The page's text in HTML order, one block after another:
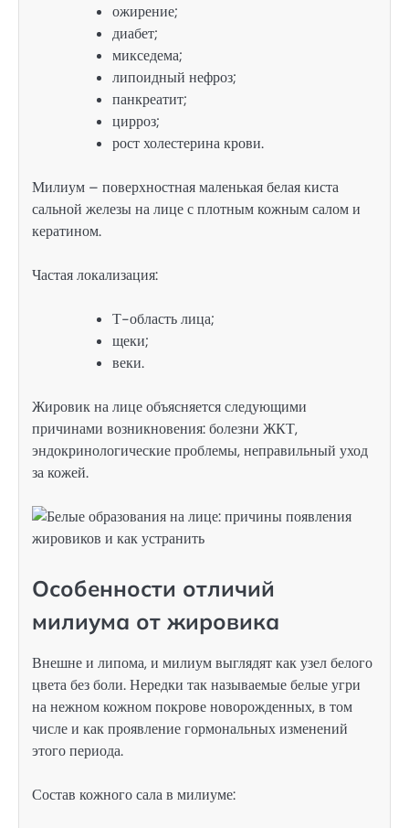
ожирение;
диабет;
микседема;
липоидный нефроз;
панкреатит;
цирроз;
рост холестерина крови.
Милиум – поверхностная маленькая белая киста
сальной железы на лице с плотным кожным салом и
кератином.
Частая локализация:
Т-область лица;
щеки;
веки.
Жировик на лице объясняется следующими
причинами возникновения: болезни ЖКТ,
эндокринологические проблемы, неправильный уход
за кожей.
Особенности отличий
милиума от жировика
Внешне и липома, и милиум выглядят как узел белого
цвета без боли. Нередки так называемые белые угри
на нежном кожном покрове новорожденных, в том
числе и как проявление гормональных изменений
этого периода.
Состав кожного сала в милиуме: